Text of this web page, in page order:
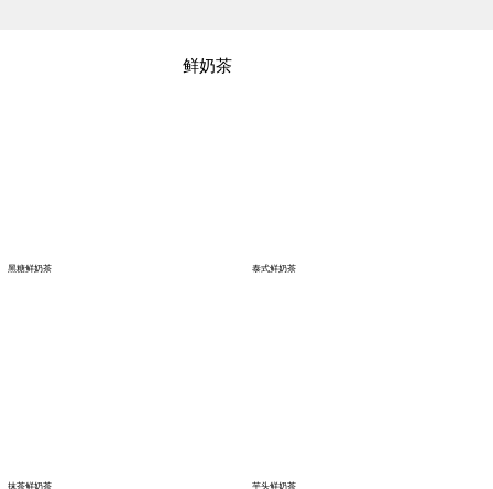
鲜奶茶
黑糖鲜奶茶 泰式鲜奶茶
抹茶鲜奶茶 芋头鲜奶茶